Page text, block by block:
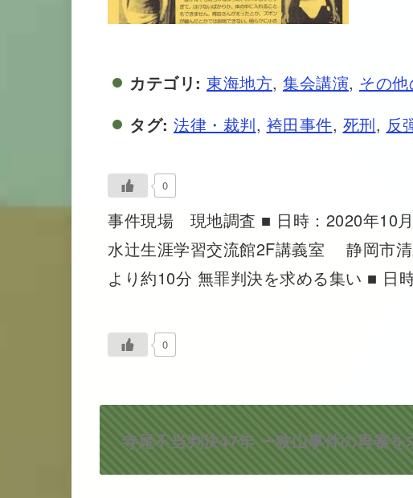
カテゴリ: 東海地方, 集会講演, その
タグ: 法律・裁判, 袴田事件, 死刑, 反
0
事件現場 現地調査 ■ 日時：2020年10
水辻生涯学習交流館2F講義室 静岡市
より約10分 無罪判決を求める集い ■ 日
0
寺尾不当判決47年 ー狭山事件の再審